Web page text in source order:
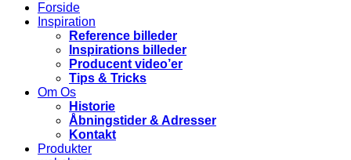
Forside
Inspiration
Reference billeder
Inspirations billeder
Producent video’er
Tips & Tricks
Om Os
Historie
Åbningstider & Adresser
Kontakt
Produkter